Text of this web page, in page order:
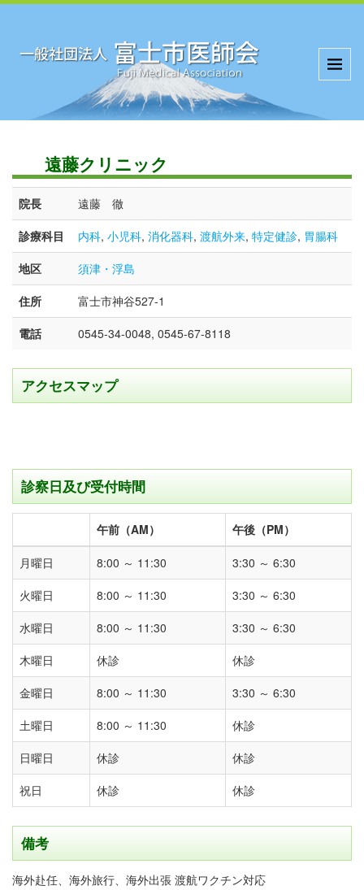
遠藤クリニック
院長
遠藤 徹
診療科目
内科, 小児科, 消化器科, 渡航外来, 特定健診, 胃腸科
地区
須津・浮島
住所
富士市神谷527-1
電話
0545-34-0048, 0545-67-8118
アクセスマップ
診察日及び受付時間
午前（AM） 午後（PM）
月曜日 8:00 ～ 11:30
3:30 ～ 6:30
火曜日
8:00 ～ 11:30
3:30 ～ 6:30
水曜日
8:00 ～ 11:30
3:30 ～ 6:30
木曜日
休診
休診
金曜日
8:00 ～ 11:30
3:30 ～ 6:30
土曜日
8:00 ～ 11:30
休診
日曜日
休診
休診
祝日
休診 休診
備考
海外赴任、海外旅行、海外出張 渡航ワクチン対応